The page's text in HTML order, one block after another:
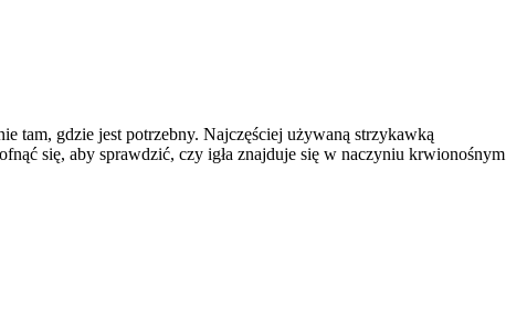
tam, gdzie jest potrzebny. Najczęściej używaną strzykawką
się, aby sprawdzić, czy igła znajduje się w naczyniu krwionośnym